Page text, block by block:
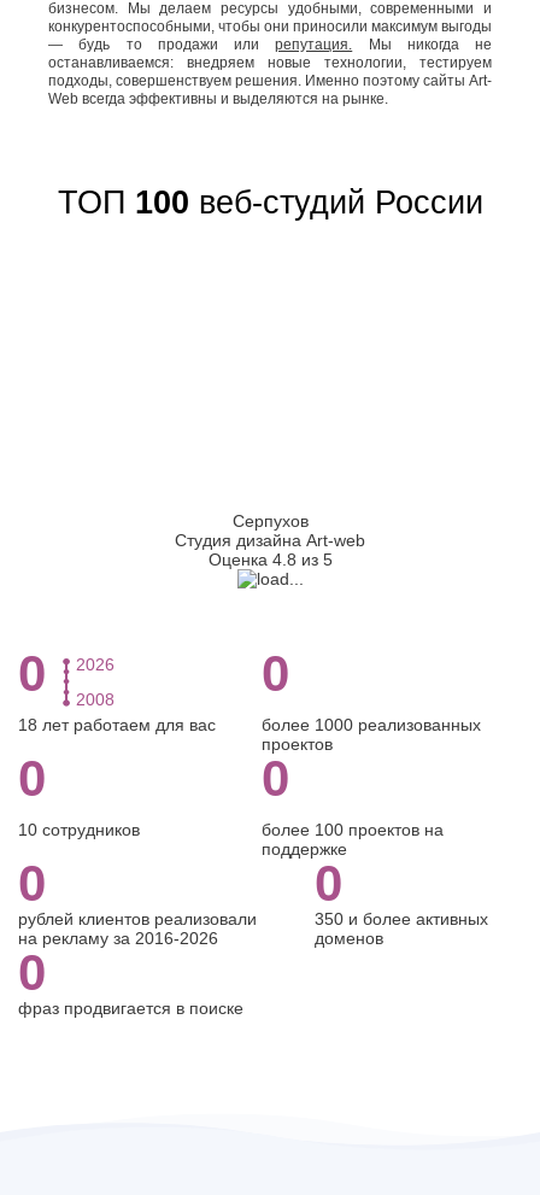
бизнесом. Мы делаем ресурсы удобными, современными и
конкурентоспособными, чтобы они приносили максимум выгоды
— будь то продажи илирепутация.
Мы никогда не
останавливаемся: внедряем новые технологии, тестируем
подходы, совершенствуем решения. Именно поэтому сайты Art-
Web всегда эффективны и выделяются на рынке.
ТОП 100 веб-студий России
Серпухов
Студия дизайна Art-web
Оценка 4.8 из 5
0
2026
2008
18 лет работаем для вас
0
более 1000 реализованных
проектов
0
10 сотрудников
0
более 100 проектов на
поддержке
0
350 и более активных
доменов
0
рублей клиентов реализовали
на рекламу за 2016-2026
0
фраз продвигается в поиске